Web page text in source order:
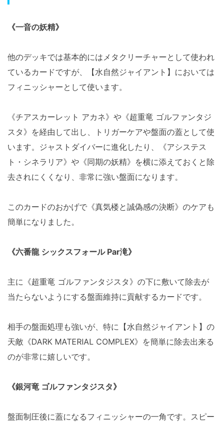
《一音の妖精》
他のデッキでは基本的にはメタクリーチャーとして使われ
ているカードですが、【水自然ジャイアント】においては
フィニッシャーとして使います。
《チアスカーレット アカネ》や《超重竜 ゴルファンタジ
スタ》を経由して出し、トリガーケアや盤面の蓋として使
います。ジャストダイバーに進化したり、《アシステス
ト・シネラリア》や《同期の妖精》を横に添えておくと除
去されにくくなり、非常に強い盤面になります。
このカードのおかげで《真気楼と誠偽感の決断》のケアも
簡単になりました。
《六番龍 シックスフォール Par滝》
主に《超重竜 ゴルファンタジスタ》の下に敷いて除去が
当たらないようにする盤面維持に貢献するカードです。
相手の盤面処理も強いが、特に【水自然ジャイアント】の
天敵《DARK MATERIAL COMPLEX》を簡単に除去出来る
のが非常に嬉しいです。
《銀河竜 ゴルファンタジスタ》
盤面制圧後に蓋になるフィニッシャーの一角です。スピー